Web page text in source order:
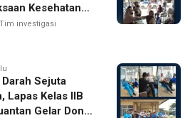
Kesehatan
Keluarga
Dan
Tim investigasi
Sejuta
Lapas Kelas IIB
Gelar Donor